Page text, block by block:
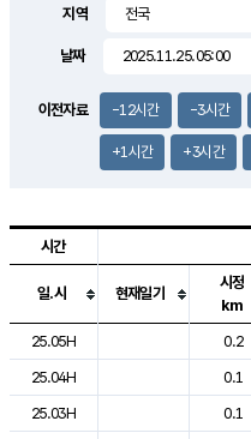
2.9m/s
지역
날짜
이전자료 -12시간 -3시간
+1시간 +3시간
도시별 기상실황표로 지점, 날
시간
일.시 현재일기
시정
km
25.05H
0.2
25.04H
0.1
25.03H
0.1